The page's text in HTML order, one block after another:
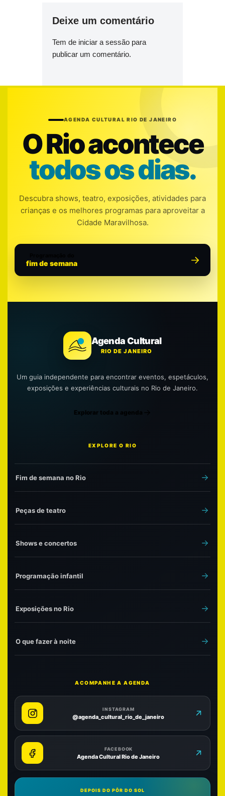
Deixe um comentário
Tem de iniciar a sessão para
publicar um comentário.
AGENDA CULTURAL RIO DE JANEIRO
O Rio acontece
todos os dias.
Descubra shows, teatro, exposições, atividades para
crianças e os melhores programas para aproveitar a
Cidade Maravilhosa.
fim de semana
Agenda Cultural
RIO DE JANEIRO
Um guia independente para encontrar eventos, espetáculos,
exposições e experiências culturais no Rio de Janeiro.
Explorar toda a agenda
EXPLORE O RIO
Fim de semana no Rio
Peças de teatro
Shows e concertos
Programação infantil
Exposições no Rio
O que fazer à noite
ACOMPANHE A AGENDA
INSTAGRAM
@agenda_cultural_rio_de_janeiro
FACEBOOK
Agenda Cultural Rio de Janeiro
DEPOIS DO PÔR DO SOL